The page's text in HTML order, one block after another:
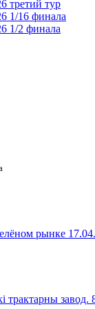
третий тур
1/16 финала
1/2 финала
рынке
завод.